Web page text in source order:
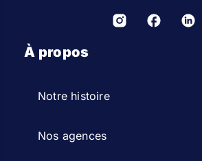
À propos
Notre histoire
Nos agences